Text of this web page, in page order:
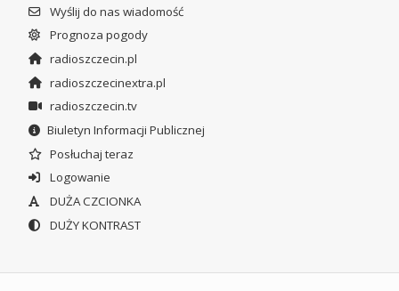
Wyślij do nas wiadomość
Prognoza pogody
radioszczecin.pl
radioszczecinextra.pl
radioszczecin.tv
Biuletyn Informacji Publicznej
Posłuchaj teraz
Logowanie
DUŻA CZCIONKA
DUŻY KONTRAST